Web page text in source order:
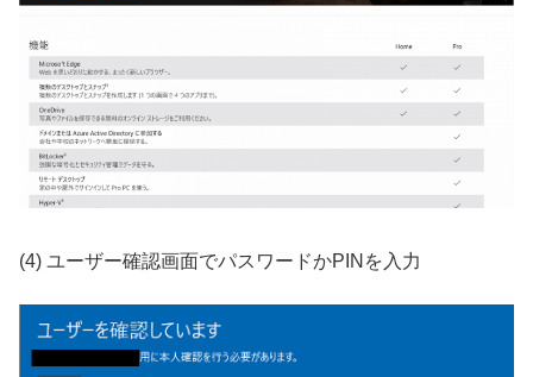
(4) ユーザー確認画面でパスワードかPINを入力